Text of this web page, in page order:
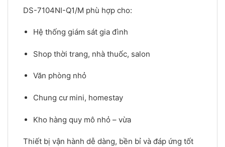
DS-7104NI-Q1/M phù hợp cho:
Hệ thống giám sát gia đình
Shop thời trang, nhà thuốc, salon
Văn phòng nhỏ
Chung cư mini, homestay
Kho hàng quy mô nhỏ – vừa
Thiết bị vận hành dễ dàng, bền bỉ và đáp ứng tốt